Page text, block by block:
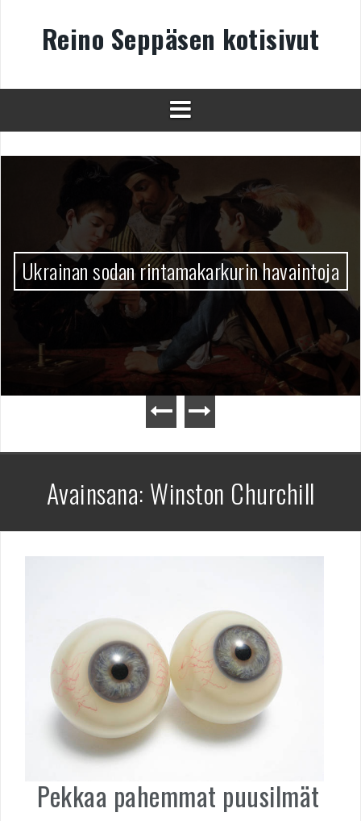
Reino Seppäsen kotisivut
Ukrainan sodan rintamakarkurin havaintoja
Avainsana: Winston Churchill
Pekkaa pahemmat puusilmät